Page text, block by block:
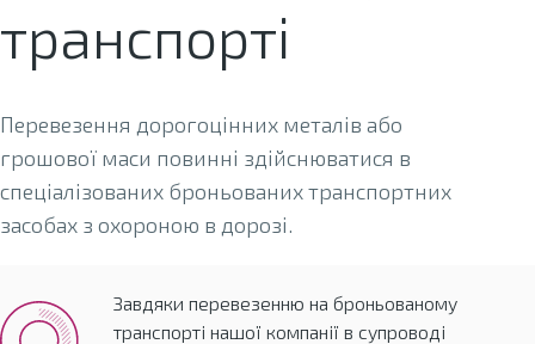
транспорті
Перевезення дорогоцінних металів або
грошової маси повинні здійснюватися в
спеціалізованих броньованих транспортних
засобах з охороною в дорозі.
Завдяки перевезенню на броньованому
транспорті нашої компанії в супроводі